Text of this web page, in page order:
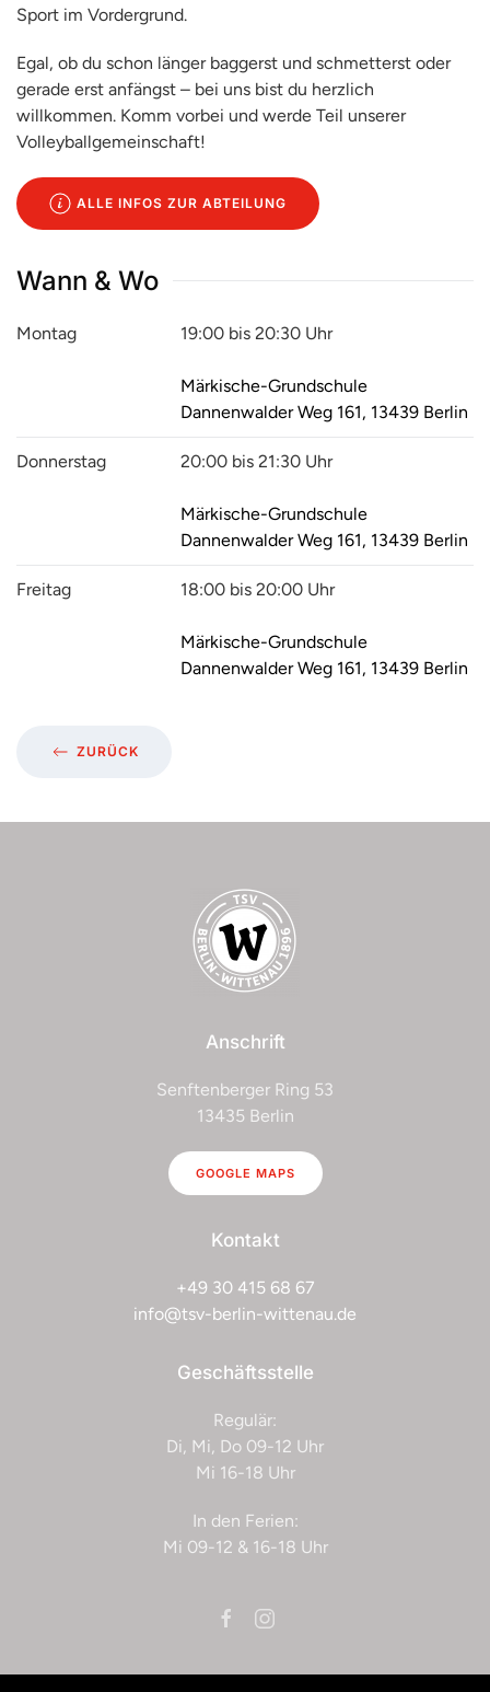
Sport im Vordergrund.
Egal, ob du schon länger baggerst und schmetterst oder
gerade erst anfängst – bei uns bist du herzlich
willkommen. Komm vorbei und werde Teil unserer
Volleyballgemeinschaft!
ALLE INFOS ZUR ABTEILUNG
Wann & Wo
Montag 19:00 bis 20:30 Uhr
Märkische-Grundschule
Dannenwalder Weg 161, 13439 Berlin
Donnerstag 20:00 bis 21:30 Uhr
Märkische-Grundschule
Dannenwalder Weg 161, 13439 Berlin
Freitag 18:00 bis 20:00 Uhr
Märkische-Grundschule
Dannenwalder Weg 161, 13439 Berlin
ZURÜCK
Anschrift
Senftenberger Ring 53
13435 Berlin
GOOGLE MAPS
Kontakt
+49 30 415 68 67
info@tsv-berlin-wittenau.de
Geschäftsstelle
Regulär:
Di, Mi, Do 09-12 Uhr
Mi 16-18 Uhr
In den Ferien:
Mi 09-12 & 16-18 Uhr